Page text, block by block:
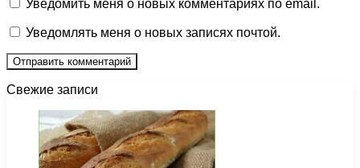
Уведомить меня о новых комментариях по email.
Уведомлять меня о новых записях почтой.
Свежие записи